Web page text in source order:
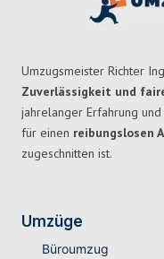
Umzugsmeister Richter
Zuverlässigkeit und
jahrelanger Erfahrung
für einen reibungslosen
zugeschnitten ist.
Umzüge
Büroumzug